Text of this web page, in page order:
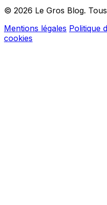
© 2026 Le Gros Blog.
Mentions légales Politique
cookies